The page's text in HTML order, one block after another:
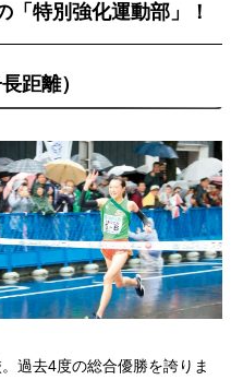
「特別強化運動部」！
距離）
過去4度の総合優勝を誇りま